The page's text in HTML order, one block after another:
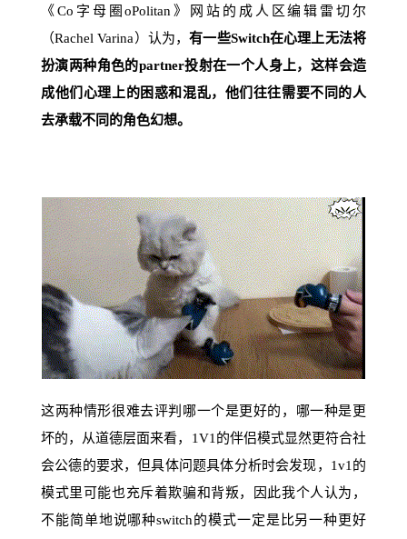
《Co字母圈oPolitan》网站的成人区编辑雷切尔
（Rachel Varina）认为，有一些Switch在心理上无法将
扮演两种角色的partner投射在一个人身上，这样会造
成他们心理上的困惑和混乱，他们往往需要不同的人
去承载不同的角色幻想。
这两种情形很难去评判哪一个是更好的，哪一种是更
坏的，从道德层面来看，1V1的伴侣模式显然更符合社
会公德的要求，但具体问题具体分析时会发现，1v1的
模式里可能也充斥着欺骗和背叛，因此我个人认为，
不能简单地说哪种switch的模式一定是比另一种更好